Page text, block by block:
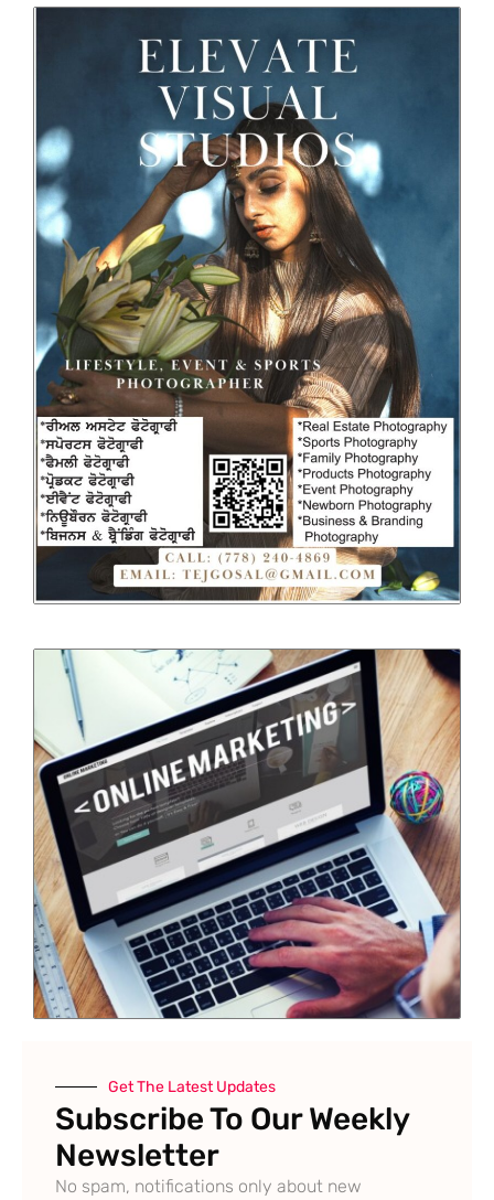
Get The Latest Updates
Subscribe To Our Weekly
Newsletter
No spam, notifications only about new